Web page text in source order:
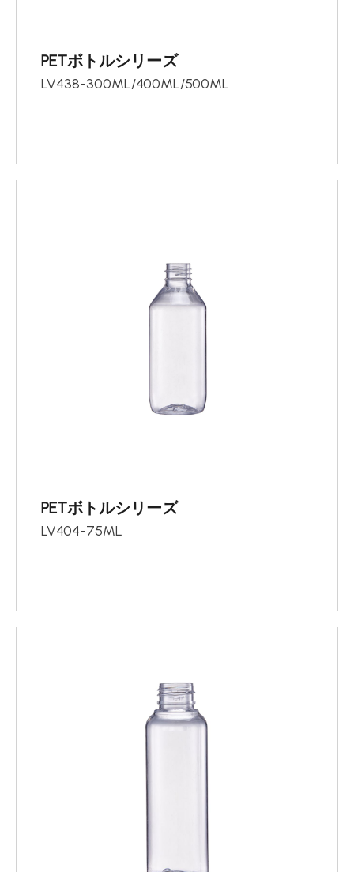
PETボトルシリーズ
LV438-300ML/400ML/500ML
PETボトルシリーズ
LV404-75ML